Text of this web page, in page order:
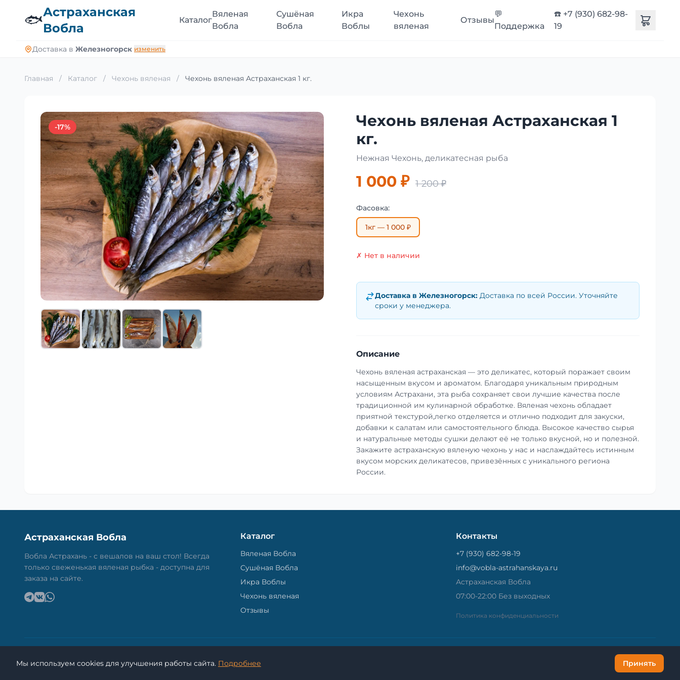
🐟Астраханская
Вобла
Каталог
Вяленая
Вобла
Сушёная
Вобла
Икра
Воблы
Чехонь
вяленая
Отзывы
💬
Поддержка
☎️ +7 (930) 682-98-
19
Доставка в Железногорск изменить
Главная / Каталог / Чехонь вяленая / Чехонь вяленая Астраханская 1 кг.
-17%
Чехонь вяленая Астраханская 1
кг.
Нежная Чехонь, деликатесная рыба
1 000 ₽ 1 200 ₽
Фасовка:
1кг — 1 000 ₽
✗ Нет в наличии
Доставка в Железногорск: Доставка по всей России. Уточняйте
сроки у менеджера.
Описание
Чехонь вяленая астраханская — это деликатес, который поражает своим
насыщенным вкусом и ароматом. Благодаря уникальным природным
условиям Астрахани, эта рыба сохраняет свои лучшие качества после
традиционной им кулинарной обработке. Вяленая чехонь обладает
приятной текстурой,легко отделяется и отлично подходит для закуски,
добавки к салатам или самостоятельного блюда. Высокое качество сырья
и натуральные методы сушки делают её не только вкусной, но и полезной.
Закажите астраханскую вяленую чехонь у нас и наслаждайтесь истинным
вкусом морских деликатесов, привезённых с уникального региона
России.
Астраханская Вобла
Вобла Астрахань - с вешалов на ваш стол! Всегда
только свеженькая вяленая рыбка - доступна для
заказа на сайте.
Каталог
Вяленая Вобла
Сушёная Вобла
Икра Воблы
Чехонь вяленая
Отзывы
Контакты
+7 (930) 682-98-19
info@vobla-astrahanskaya.ru
Астраханская Вобла
07:00-22:00 Без выходных
Политика конфиденциальности
Мы используем cookies для улучшения работы сайта. Подробнее Принять